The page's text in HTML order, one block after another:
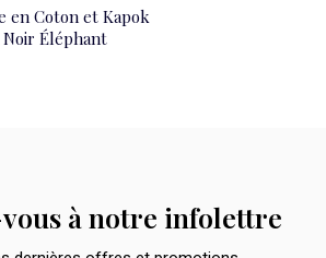
en Coton et Kapok
Éléphant
à notre infolettre